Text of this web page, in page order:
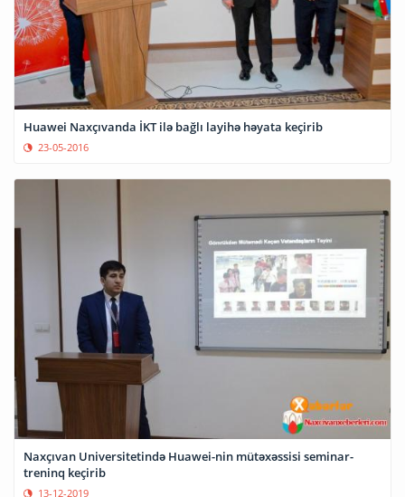
Huawei Naxçıvanda İKT ilə bağlı layihə həyata keçirib
23-05-2016
Naxçıvan Universitetində Huawei-nin mütəxəssisi seminar-
treninq keçirib
13-12-2019